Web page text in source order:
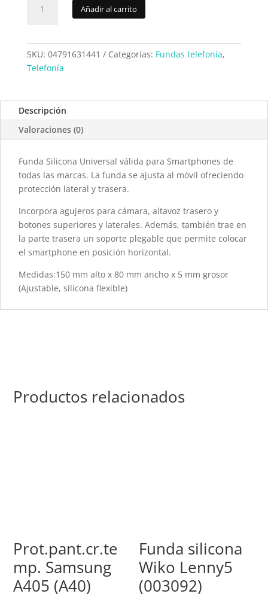
universal
Liso
Negro
Añadir al carrito
SKU: 04791631441 Categorías: Fundas telefonía,
Telefonía
Descripción
Valoraciones (0)
Funda Silicona Universal válida para Smartphones de
todas las marcas. La funda se ajusta al móvil ofreciendo
protección lateral y trasera.
Incorpora agujeros para cámara, altavoz trasero y
botones superiores y laterales. Además, también trae en
la parte trasera un soporte plegable que permite colocar
el smartphone en posición horizontal.
Medidas:150 mm alto x 80 mm ancho x 5 mm grosor
(Ajustable, silicona flexible)
Productos relacionados
Prot.pant.cr.te
mp. Samsung
A405 (A40)
Funda silicona
Wiko Lenny5
(003092)